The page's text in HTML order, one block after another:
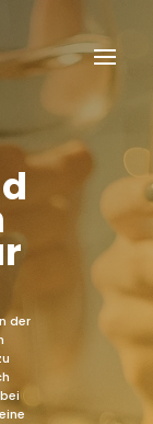
der